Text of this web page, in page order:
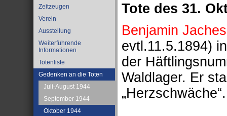
Zeitzeugen
Verein
Ausstellung
Weiterführende
Informationen
Totenliste
Gedenken an die Toten
Juli-August 1944
September 1944
Oktober 1944
Tote des 31.
Benjamin Jaches
evtl.11.5.1894)
der
Waldlager. Er
„Herzschwäche“.